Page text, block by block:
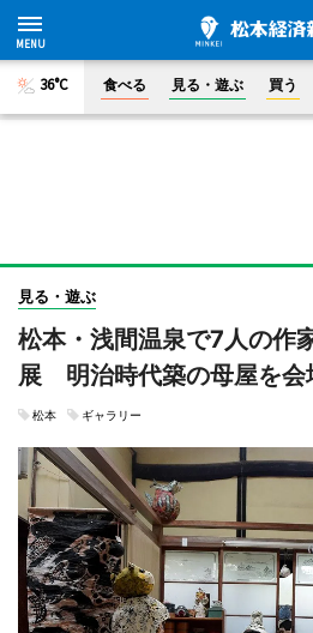
36°C 食べる 見る・遊ぶ 買う
見る・遊ぶ
松本・浅間温泉で7人の作
展 明治時代築の母屋を会
松本 ギャラリー